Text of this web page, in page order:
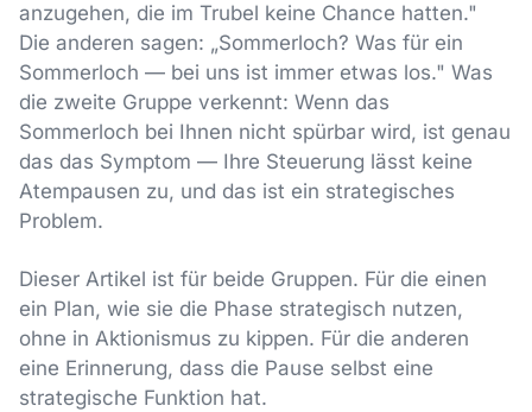
anzugehen, die im Trubel keine Chance hatten."
Die anderen sagen: „Sommerloch? Was für ein
Sommerloch — bei uns ist immer etwas los." Was
die zweite Gruppe verkennt: Wenn das
Sommerloch bei Ihnen nicht spürbar wird, ist genau
das das Symptom — Ihre Steuerung lässt keine
Atempausen zu, und das ist ein strategisches
Problem.
Dieser Artikel ist für beide Gruppen. Für die einen
ein Plan, wie sie die Phase strategisch nutzen,
ohne in Aktionismus zu kippen. Für die anderen
eine Erinnerung, dass die Pause selbst eine
strategische Funktion hat.